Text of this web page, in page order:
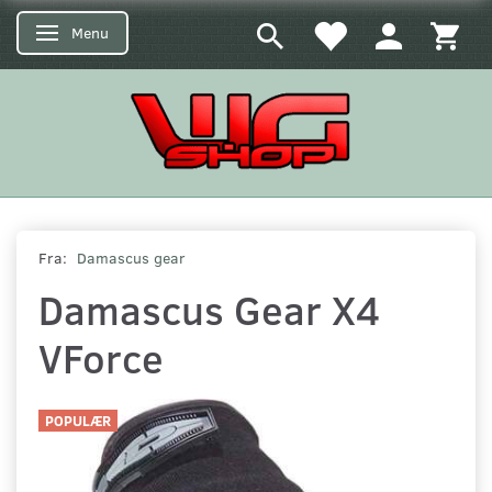
Skifte navigation
Menu
Fra: Damascus gear
Damascus Gear X4
VForce
POPULÆR